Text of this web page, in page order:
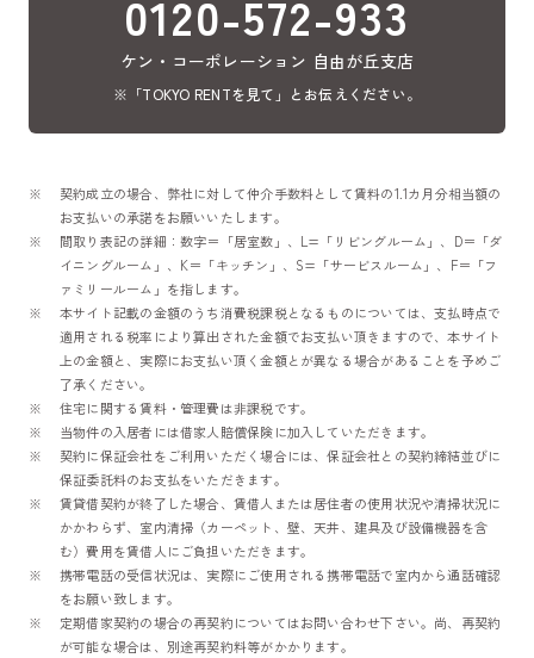
0120-572-933
ケン・コーポレーション 自由が丘支店
※「TOKYO RENTを見て」とお伝えください。
契約成立の場合、弊社に対して仲介手数料として賃料の1.1カ月分相当額の
お支払いの承諾をお願いいたします。
間取り表記の詳細：数字＝「居室数」、L=「リビングルーム」、D＝「ダ
イニングルーム」、K＝「キッチン」、S=「サービスルーム」、F＝「フ
ァミリールーム」を指します。
本サイト記載の金額のうち消費税課税となるものについては、支払時点で
適用される税率により算出された金額でお支払い頂きますので、本サイト
上の金額と、実際にお支払い頂く金額とが異なる場合があることを予めご
了承ください。
住宅に関する賃料・管理費は非課税です。
当物件の入居者には借家人賠償保険に加入していただきます。
契約に保証会社をご利用いただく場合には、保証会社との契約締結並びに
保証委託料のお支払をいただきます。
賃貸借契約が終了した場合、賃借人または居住者の使用状況や清掃状況に
かかわらず、室内清掃（カーペット、壁、天井、建具及び設備機器を含
む）費用を賃借人にご負担いただきます。
携帯電話の受信状況は、実際にご使用される携帯電話で室内から通話確認
をお願い致します。
定期借家契約の場合の再契約についてはお問い合わせ下さい。尚、再契約
が可能な場合は、別途再契約料等がかかります。